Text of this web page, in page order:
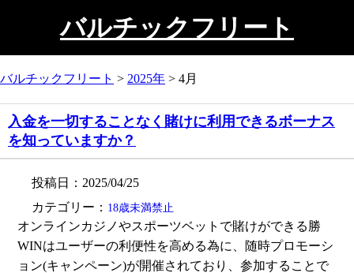
バルチックフリート
バルチックフリート > 2025年 > 4月
入金を一切することなく賭けに利用できるボーナス
を知っていますか？
投稿日：2025/04/25
カテゴリー： 18歳未満禁止
オンラインカジノやスポーツベットで賭けができる勝
WINはユーザーの利便性を高める為に、随時プロモーシ
ョン(キャンペーン)が開催されており、参加することで